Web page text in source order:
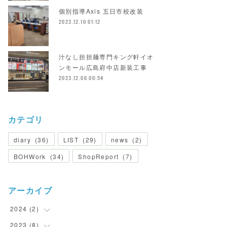
個別指導Axis 五日市校改装
2023.12.10 01:12
汁なし担担麺専門キング軒イオ
ンモール広島府中店新装工事
2023.12.06 00:54
カテゴリ
diary (36) LIST (29) news (2)
BOHWork
(34) ShopReport (7)
アーカイブ
2024 (2)
(2
2023 (8)